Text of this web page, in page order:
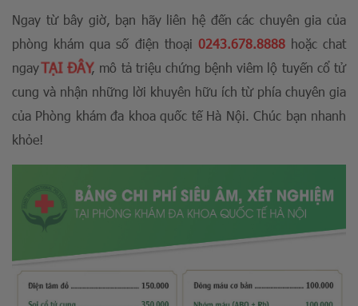
Ngay từ bây giờ, bạn hãy liên hệ đến các chuyên gia của
phòng khám qua số điện thoại 0243.678.8888hoặc chat
ngayTẠI ĐÂY, mô tả triệu chứng bệnh viêm lộ tuyến cổ tử
cung và nhận những lời khuyên hữu ích từ phía chuyên gia
của Phòng khám đa khoa quốc tế Hà Nội. Chúc bạn nhanh
khỏe!